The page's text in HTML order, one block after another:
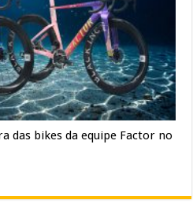
das bikes da equipe Factor no